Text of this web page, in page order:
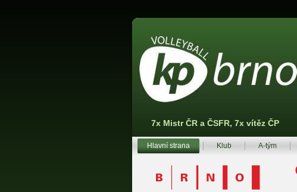
7x Mistr ČR a ČSFR, 7x vítěz ČP
Hlavní strana Klub A-tým